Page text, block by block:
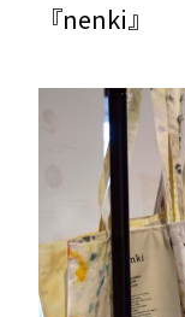
『nenki』